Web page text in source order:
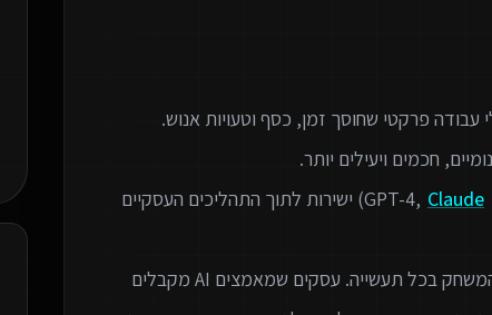
Claude
) ישירות לתוך התהליכים העסקיים
המהפכה הטכנולוגית של הבינה המלאכותית משנה את חוקי המשחק בכל תעשייה. עסקים שמאמצים AI מקבלים